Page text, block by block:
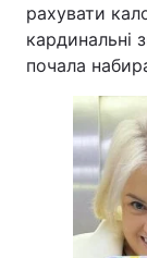
Спорт
Техно і зв'язок
Здоров'я
Цікавинки
рахувати
кардинальні
почала